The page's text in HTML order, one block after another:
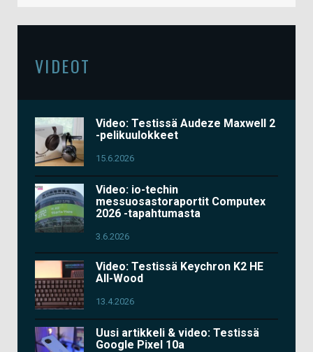
VIDEOT
Video: Testissä Audeze Maxwell 2
-pelikuulokkeet
15.6.2026
Video: io-techin
messuosastoraportit Computex
2026 -tapahtumasta
3.6.2026
Video: Testissä Keychron K2 HE
All-Wood
13.4.2026
Uusi artikkeli & video: Testissä
Google Pixel 10a